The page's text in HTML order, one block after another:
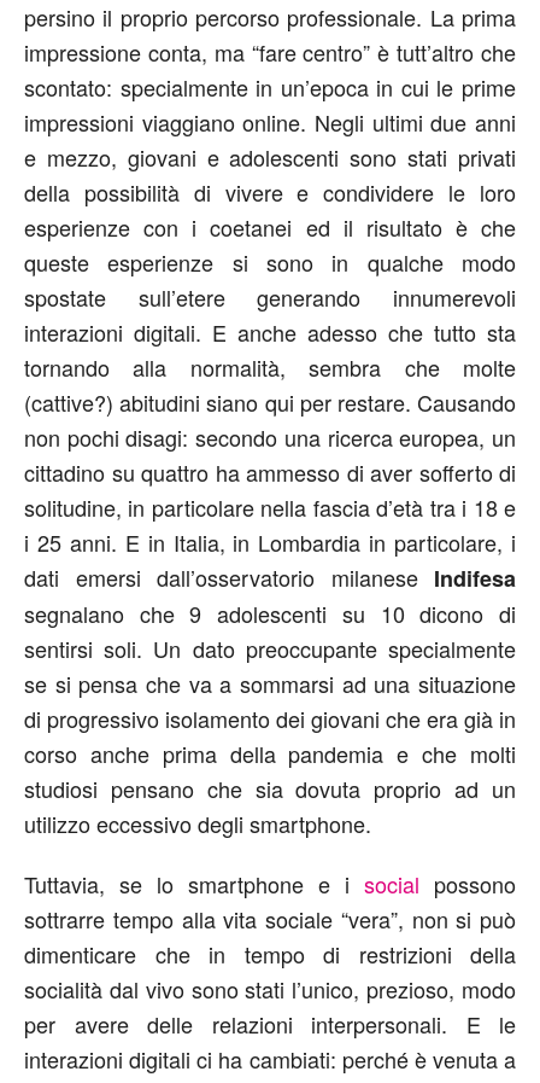
persino il proprio percorso professionale. La prima
impressione conta, ma “fare centro” è tutt’altro che
scontato: specialmente in un’epoca in cui le prime
impressioni viaggiano online. Negli ultimi due anni
e mezzo, giovani e adolescenti sono stati privati
della possibilità di vivere e condividere le loro
esperienze con i coetanei ed il risultato è che
queste esperienze si sono in qualche modo
spostate sull’etere generando innumerevoli
interazioni digitali. E anche adesso che tutto sta
tornando alla normalità, sembra che molte
(cattive?) abitudini siano qui per restare. Causando
non pochi disagi: secondo una ricerca europea, un
cittadino su quattro ha ammesso di aver sofferto di
solitudine, in particolare nella fascia d’età tra i 18 e
i 25 anni. E in Italia, in Lombardia in particolare, i
dati emersi dall’osservatorio milanese Indifesa
segnalano che 9 adolescenti su 10 dicono di
sentirsi soli. Un dato preoccupante specialmente
se si pensa che va a sommarsi ad una situazione
di progressivo isolamento dei giovani che era già in
corso anche prima della pandemia e che molti
studiosi pensano che sia dovuta proprio ad un
utilizzo eccessivo degli smartphone.
Tuttavia, se lo smartphone e i social possono
sottrarre tempo alla vita sociale “vera”, non si può
dimenticare che in tempo di restrizioni della
socialità dal vivo sono stati l’unico, prezioso, modo
per avere delle relazioni interpersonali. E le
interazioni digitali ci ha cambiati: perché è venuta a